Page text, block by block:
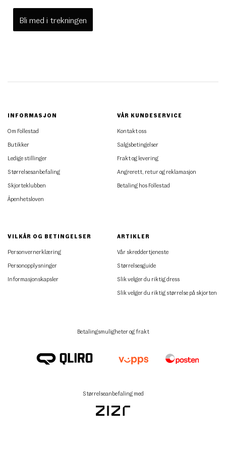
Bli med i trekningen
INFORMASJON
Om Follestad
Butikker
Ledige stillinger
Størrelsesanbefaling
Skjorteklubben
Åpenhetsloven
VÅR KUNDESERVICE
Kontakt oss
Salgsbetingelser
Frakt og levering
Angrerett, retur og reklamasjon
Betaling hos Follestad
VILKÅR OG BETINGELSER
Personvernerklæring
Personopplysninger
Informasjonskapsler
ARTIKLER
Vår skreddertjeneste
Størrelsesguide
Slik velger du riktig dress
Slik velger du riktig størrelse på skjorten
Betalingsmuligheter og frakt
Størrelseanbefaling med